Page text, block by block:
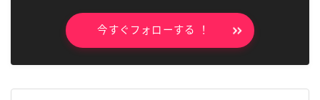
今すぐフォローする ！